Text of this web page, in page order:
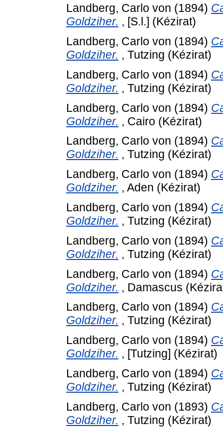
Landberg, Carlo von (1894)
Goldziher. , [S.l.] (Kézirat)
Landberg, Carlo von (1894)
Goldziher. , Tutzing (Kézirat)
Landberg, Carlo von (1894)
Goldziher. , Tutzing (Kézirat)
Landberg, Carlo von (1894)
Goldziher. , Cairo (Kézirat)
Landberg, Carlo von (1894)
Goldziher. , Tutzing (Kézirat)
Landberg, Carlo von (1894)
Goldziher. , Aden (Kézirat)
Landberg, Carlo von (1894)
Goldziher. , Tutzing (Kézirat)
Landberg, Carlo von (1894)
Goldziher. , Tutzing (Kézirat)
Landberg, Carlo von (1894)
Goldziher. , Damascus
Landberg, Carlo von (1894)
Goldziher. , Tutzing (Kézirat)
Landberg, Carlo von (1894)
Goldziher. , [Tutzing] (Kézirat)
Landberg, Carlo von (1894)
Goldziher. , Tutzing (Kézirat)
Landberg, Carlo von (1893)
Goldziher. , Tutzing (Kézirat)